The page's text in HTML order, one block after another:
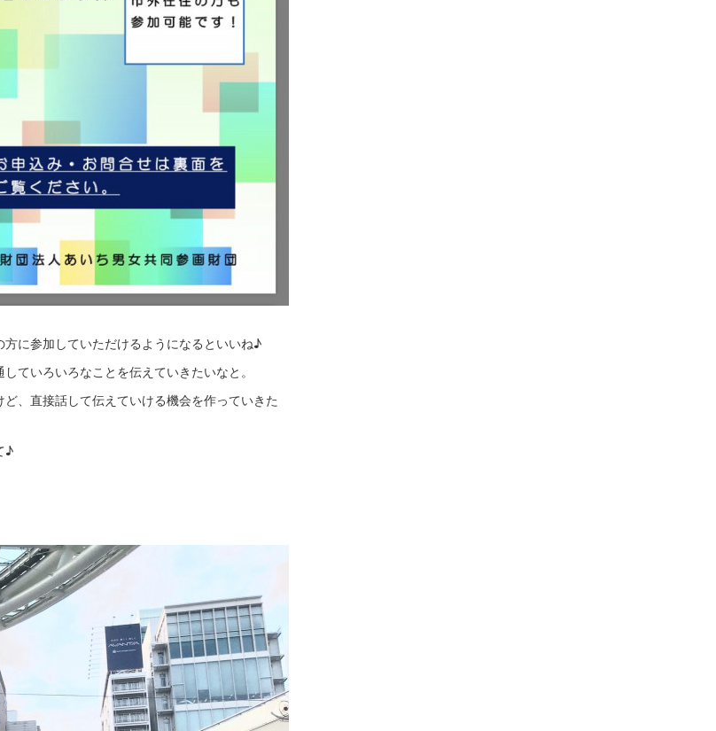
に参加していただけるようになるといいね♪
ていろいろなことを伝えていきたいなと。
、直接話して伝えていける機会を作っていきた
♪